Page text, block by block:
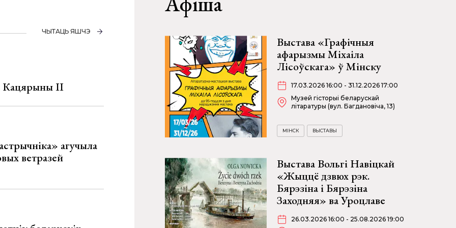
ЧЫТАЦЬ ЯШЧЭ
Кацярыны ІІ
агучыла
ветразей
Выстава «Графічныя
афарызмы Міхаіла
Лісоўскага» ў Мінску
17.03.2026 16:00 - 31.12.2026 17:00
Музей гісторыі беларускай
літаратуры (вул. Багдановіча, 13)
МІНСК ВЫСТАВЫ
Выстава Вольгі Навіцкай
«Жыццё дзвюх рэк.
Бярэзіна і Бярэзіна
Заходняя» ва Уроцлаве
26.03.2026 16:00 - 25.08.2026 19:00